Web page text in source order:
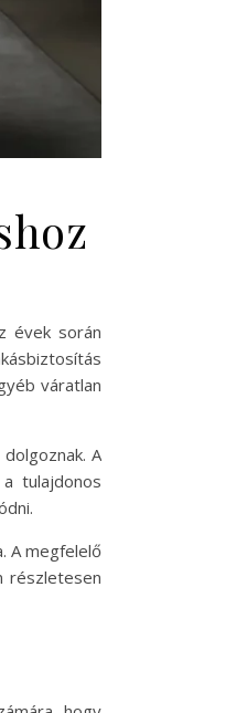
évek során
váratlan
A
tulajdonos
A megfelelő
részletesen